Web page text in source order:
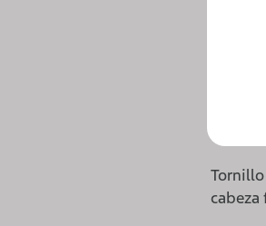
cabeza